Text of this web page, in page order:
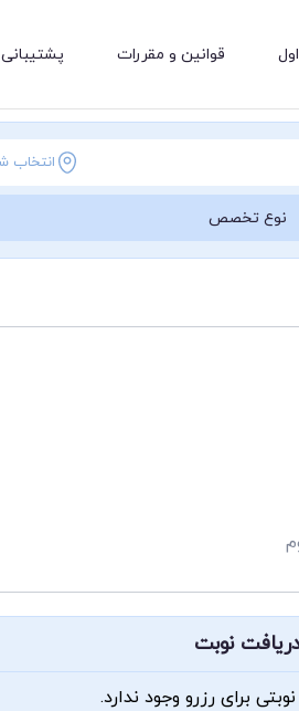
قوانین و مقررات
انتخاب
نوع تخصص
نوبت
برای رزرو وجود ندارد.